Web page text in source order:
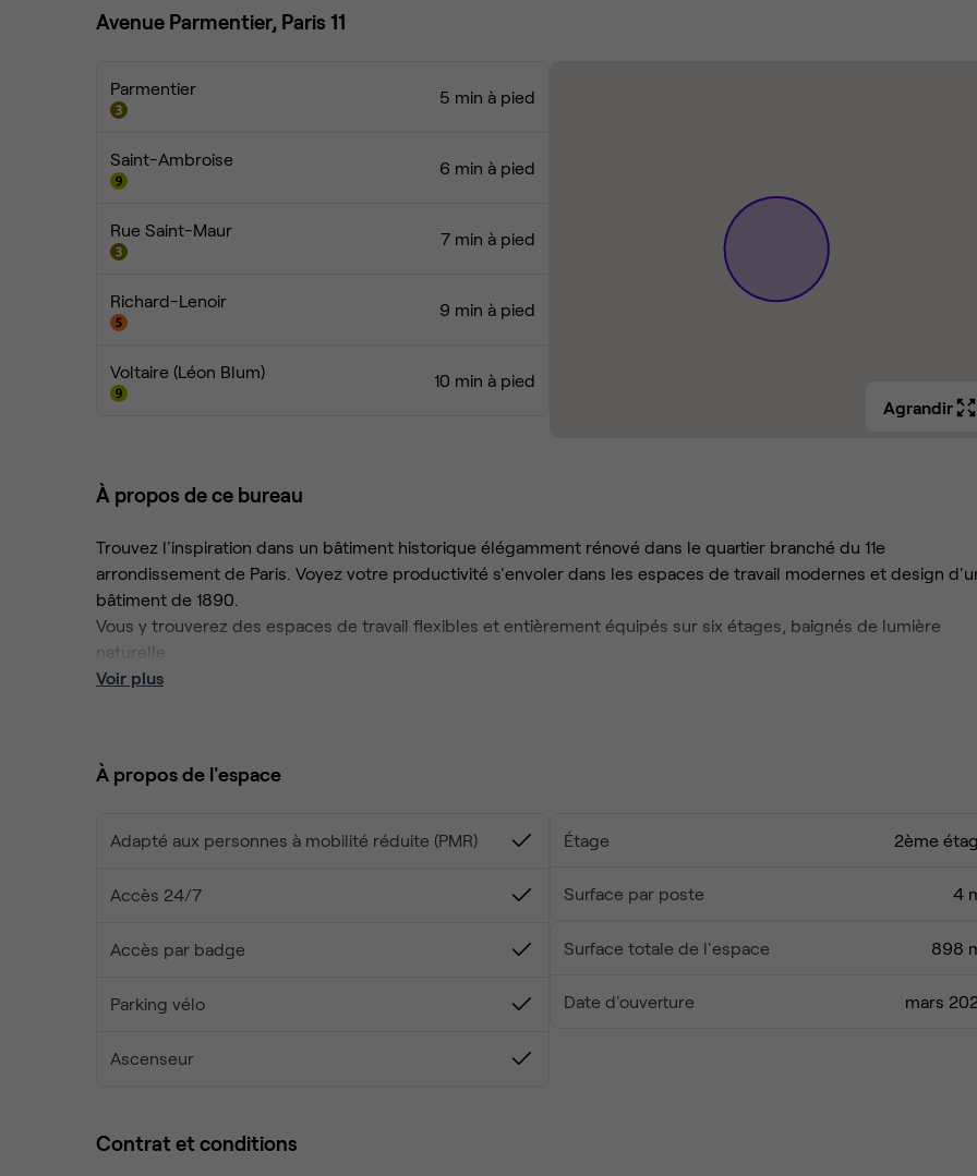
Avenue Parmentier, Paris 11
Parmentier 5 min à pied
Saint-Ambroise 6 min à pied
Rue Saint-Maur 7 min à pied
Richard-Lenoir 9 min à pied
Voltaire (Léon Blum)
10 min à pied
Agrandir
À propos de ce bureau
Trouvez l'inspiration dans un bâtiment historique élégamment rénové dans le quartier branché du 11e
arrondissement de Paris. Voyez votre productivité s'envoler dans les espaces de travail modernes et design
bâtiment de 1890.
Vous y trouverez des espaces de travail flexibles et entièrement équipés sur six étages, baignés de lumière
naturelle.
Trouvez ici tout ce dont vous avez besoin pour votre entreprise, que vous recherchiez des bureaux privés, des
Contactez nous via le formulaire pour organiser une visite !
Voir plus
À propos de l'espace
Adapté aux personnes à mobilité réduite (PMR)
Accès 24/7
Accès par badge
Parking vélo
Ascenseur
Étage 2ème
Surface par poste 4
Surface totale de l'espace 898
Date d'ouverture mars
Contrat et conditions